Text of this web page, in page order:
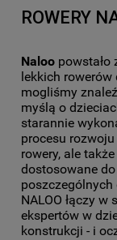
ROWERY
Naloo powstało
lekkich rowerów
mogliśmy
myślą o
starannie
procesu
rowery, ale
dostosowane
NALOO łączy
ekspertów w
konstrukcji - i